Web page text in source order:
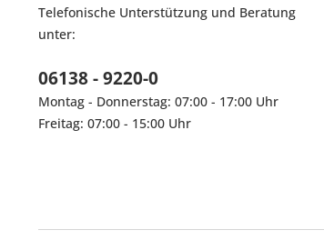
Telefonische Unterstützung und Beratung
unter:
06138 - 9220-0
Montag - Donnerstag: 07:00 - 17:00 Uhr
Freitag: 07:00 - 15:00 Uhr